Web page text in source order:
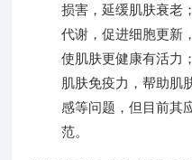
损害，延缓肌肤衰老
代谢，促进细胞更新
使肌肤更健康有活力
肌肤免疫力，帮助肌
感等问题，但目前其
范。